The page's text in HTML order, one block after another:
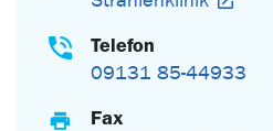
Telefon
09131 85-44933
Fax